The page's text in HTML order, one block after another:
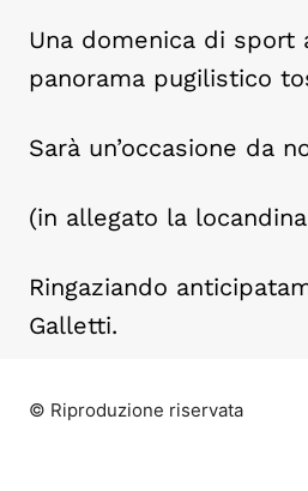
Una domenica di
panorama pugilistico
Sarà un’occasione da
(in allegato la
Ringaziando
Galletti.
© Riproduzione riservata